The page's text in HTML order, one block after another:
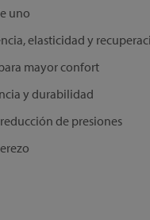
uno
elasticidad y
mayor confort
y durabilidad
de presiones